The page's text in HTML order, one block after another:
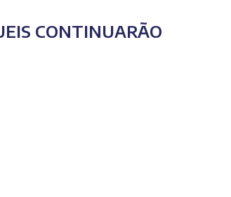
CONTINUARÃO